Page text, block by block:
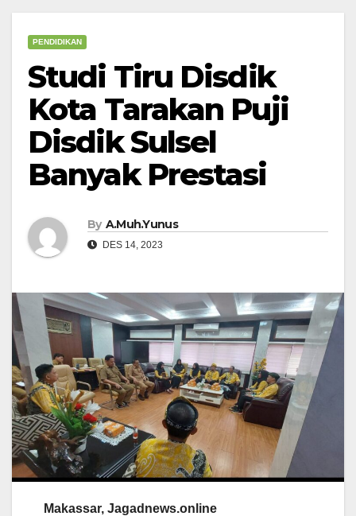
PENDIDIKAN
Studi Tiru Disdik
Kota Tarakan Puji
Disdik Sulsel
Banyak Prestasi
By A.Muh.Yunus
DES 14, 2023
Makassar, Jagadnews.online